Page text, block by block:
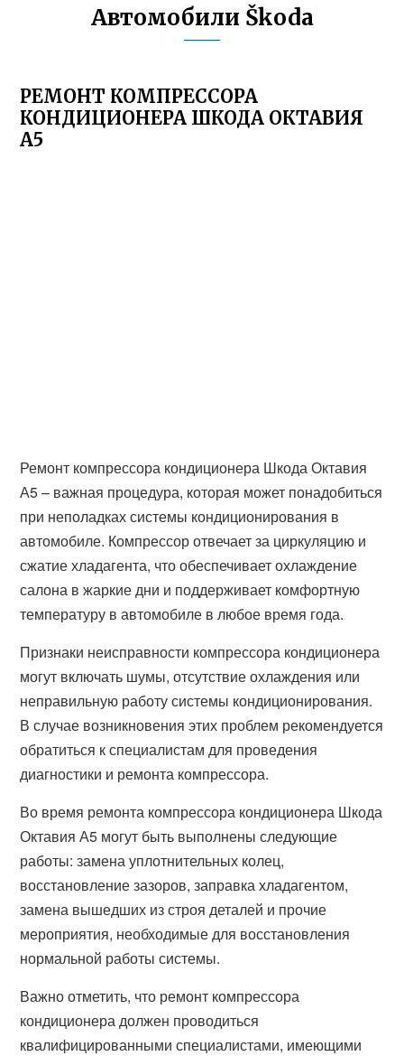
Автомобили Škoda
РЕМОНТ КОМПРЕССОРА
КОНДИЦИОНЕРА ШКОДА ОКТАВИЯ
А5
Ремонт компрессора кондиционера Шкода Октавия
А5 – важная процедура, которая может понадобиться
при неполадках системы кондиционирования в
автомобиле. Компрессор отвечает за циркуляцию и
сжатие хладагента, что обеспечивает охлаждение
салона в жаркие дни и поддерживает комфортную
температуру в автомобиле в любое время года.
Признаки неисправности компрессора кондиционера
могут включать шумы, отсутствие охлаждения или
неправильную работу системы кондиционирования.
В случае возникновения этих проблем рекомендуется
обратиться к специалистам для проведения
диагностики и ремонта компрессора.
Во время ремонта компрессора кондиционера Шкода
Октавия А5 могут быть выполнены следующие
работы: замена уплотнительных колец,
восстановление зазоров, заправка хладагентом,
замена вышедших из строя деталей и прочие
мероприятия, необходимые для восстановления
нормальной работы системы.
Важно отметить, что ремонт компрессора
кондиционера должен проводиться
квалифицированными специалистами, имеющими